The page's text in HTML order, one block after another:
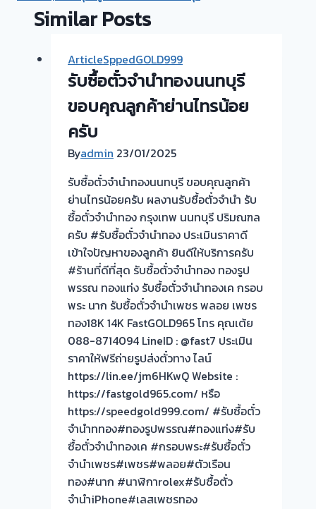
Similar Posts
ArticleSppedGOLD999
รับซื้อตั๋วจำนำทองนนทบุรี
ขอบคุณลูกค้าย่านไทรน้อย
ครับ
Byadmin 23/01/2025
รับซื้อตั๋วจำนำทองนนทบุรี ขอบคุณลูกค้า
ย่านไทรน้อยครับ ผลงานรับซื้อตั๋วจำนำ รับ
ซื้อตั๋วจำนำทอง กรุงเทพ นนทบุรี ปริมณฑล
ครับ #รับซื้อตั๋วจำนำทอง ประเมินราคาดี
เข้าใจปัญหาของลูกค้า ยินดีให้บริการครับ
#ร้านที่ดีที่สุด รับซื้อตั๋วจำนำทอง ทองรูป
พรรณ ทองแท่ง รับซื้อตั๋วจำนำทองเค กรอบ
พระ นาก รับซื้อตั๋วจำนำเพชร พลอย เพชร
ทอง18K 14K FastGOLD965 โทร คุณเต้ย
088-8714094 LineID : @fast7 ประเมิน
ราคาให้ฟรีถ่ายรูปส่งตั๋วทาง ไลน์
https://lin.ee/jm6HKwQ Website :
https://fastgold965.com/ หรือ
https://speedgold999.com/ #รับซื้อตั๋ว
จำนำททอง#ทองรูปพรรณ#ทองแท่ง#รับ
ซื้อตั๋วจำนำทองเค #กรอบพระ#รับซื้อตั๋ว
จำนำเพชร#เพชร#พลอย#ตัวเรือน
ทอง#นาก #นาฬิกาrolex#รับซื้อตั๋ว
จำนำiPhone#เลสเพชรทอง